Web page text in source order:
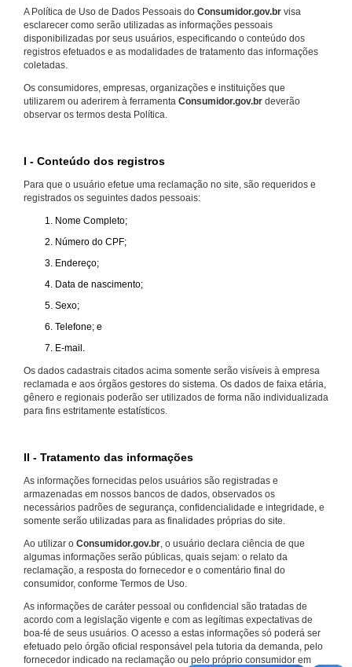
A Política de Uso de Dados Pessoais do Consumidor.gov.br visa
esclarecer como serão utilizadas as informações pessoais
disponibilizadas por seus usuários, especificando o conteúdo dos
registros efetuados e as modalidades de tratamento das informações
coletadas.
Os consumidores, empresas, organizações e instituições que
utilizarem ou aderirem à ferramenta Consumidor.gov.br deverão
observar os termos desta Política.
I - Conteúdo dos registros
Para que o usuário efetue uma reclamação no site, são requeridos e
registrados os seguintes dados pessoais:
Nome Completo;
Número do CPF;
Endereço;
Data de nascimento;
Sexo;
Telefone; e
E-mail.
Os dados cadastrais citados acima somente serão visíveis à empresa
reclamada e aos órgãos gestores do sistema. Os dados de faixa etária,
gênero e regionais poderão ser utilizados de forma não individualizada
para fins estritamente estatísticos.
II - Tratamento das informações
As informações fornecidas pelos usuários são registradas e
armazenadas em nossos bancos de dados, observados os
necessários padrões de segurança, confidencialidade e integridade, e
somente serão utilizadas para as finalidades próprias do site.
Ao utilizar o Consumidor.gov.br, o usuário declara ciência de que
algumas informações serão públicas, quais sejam: o relato da
reclamação, a resposta do fornecedor e o comentário final do
consumidor, conforme Termos de Uso.
As informações de caráter pessoal ou confidencial são tratadas de
acordo com a legislação vigente e com as legítimas expectativas de
boa-fé de seus usuários. O acesso a estas informações só poderá ser
efetuado pelo órgão oficial responsável pela tutoria da demanda, pelo
fornecedor indicado na reclamação ou pelo próprio consumidor em